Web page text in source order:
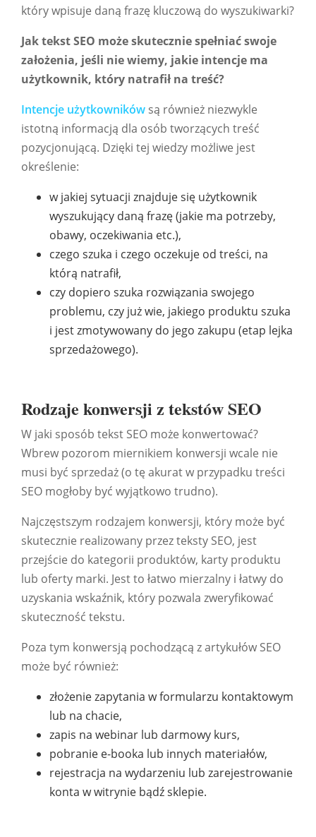
który wpisuje daną frazę kluczową do wyszukiwarki?
Jak tekst SEO może skutecznie spełniać swoje
założenia, jeśli nie wiemy, jakie intencje ma
użytkownik, który natrafił na treść?
Intencje użytkowników są również niezwykle
istotną informacją dla osób tworzących treść
pozycjonującą. Dzięki tej wiedzy możliwe jest
określenie:
w jakiej sytuacji znajduje się użytkownik
wyszukujący daną frazę (jakie ma potrzeby,
obawy, oczekiwania etc.),
czego szuka i czego oczekuje od treści, na
którą natrafił,
czy dopiero szuka rozwiązania swojego
problemu, czy już wie, jakiego produktu szuka
i jest zmotywowany do jego zakupu (etap lejka
sprzedażowego).
Rodzaje konwersji z tekstów SEO
W jaki sposób tekst SEO może konwertować?
Wbrew pozorom miernikiem konwersji wcale nie
musi być sprzedaż (o tę akurat w przypadku treści
SEO mogłoby być wyjątkowo trudno).
Najczęstszym rodzajem konwersji, który może być
skutecznie realizowany przez teksty SEO, jest
przejście do kategorii produktów, karty produktu
lub oferty marki. Jest to łatwo mierzalny i łatwy do
uzyskania wskaźnik, który pozwala zweryfikować
skuteczność tekstu.
Poza tym konwersją pochodzącą z artykułów SEO
może być również:
złożenie zapytania w formularzu kontaktowym
lub na chacie,
zapis na webinar lub darmowy kurs,
pobranie e-booka lub innych materiałów,
rejestracja na wydarzeniu lub zarejestrowanie
konta w witrynie bądź sklepie.